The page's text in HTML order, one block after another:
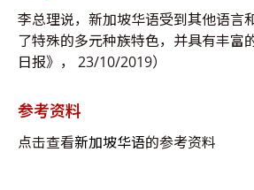
李总理说，新加坡华语受到其他语言
了特殊的多元种族特色，并具有丰富
日报》， 23/10/2019）
参考资料
点击查看新加坡华语的参考资料